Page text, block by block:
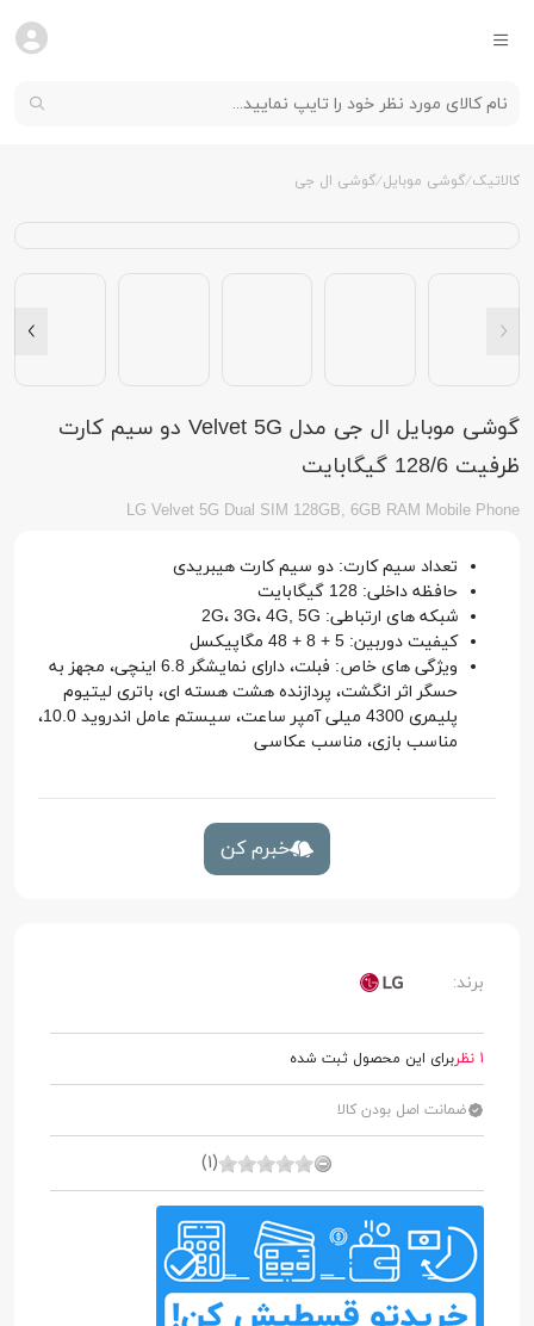
کالاتیک گوشی موبایل گوشی ال جی
گوشی موبایل ال جی مدل Velvet 5G دو سیم کارت
ظرفیت 128/6 گیگابایت
LG Velvet 5G Dual SIM 128GB, 6GB RAM Mobile Phone
تعداد سیم کارت: دو سیم کارت هیبریدی
حافظه داخلی: 128 گیگابایت
شبکه های ارتباطی: 2G، 3G، 4G, 5G
کیفیت دوربین: 5 + 8 + 48 مگاپیکسل
ویژگی های خاص: فبلت، دارای نمایشگر 6.8 اینچی، مجهز به
حسگر اثر انگشت، پردازنده هشت هسته ای، باتری لیتیوم
پلیمری 4300 میلی آمپر ساعت، سیستم عامل اندروید 10.0،
مناسب بازی، مناسب عکاسی
خبرم کن
برند:
1 نظر برای این محصول ثبت شده
ضمانت اصل بودن کالا
(1)